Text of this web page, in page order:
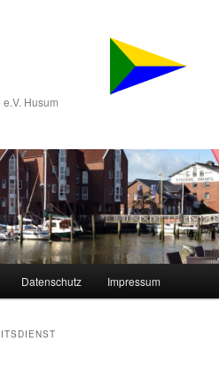
Husum
Datenschutz Impressum